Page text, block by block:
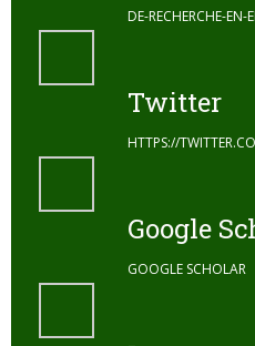
DE-RECHERCHE-
Twitter
HTTPS://
Google
GOOGLE SCHOLAR